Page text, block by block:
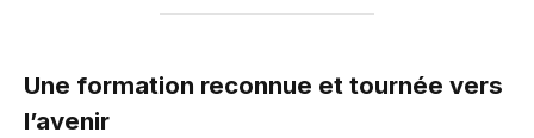
Une formation reconnue et tournée vers
l’avenir